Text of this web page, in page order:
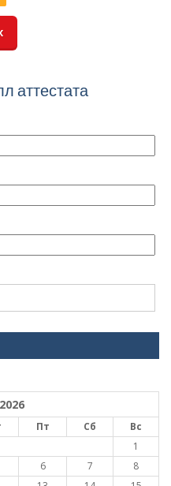
аттестата
Пт Сб
Вс
1
6 7
8